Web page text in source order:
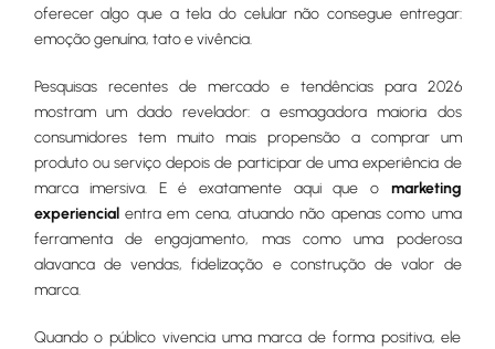
oferecer algo que a tela do celular não consegue entregar:
emoção genuína, tato e vivência.
Pesquisas recentes de mercado e tendências para 2026
mostram um dado revelador: a esmagadora maioria dos
consumidores tem muito mais propensão a comprar um
produto ou serviço depois de participar de uma experiência de
marca imersiva. E é exatamente aqui que o marketing
experiencialentra em cena, atuando não apenas como uma
ferramenta de engajamento, mas como uma poderosa
alavanca de vendas, fidelização e construção de valor de
marca.
Quando o público vivencia uma marca de forma positiva, ele